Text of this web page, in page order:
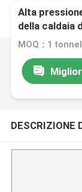
Alta
della caldaia
MOQ：1
DESCRIZIONE